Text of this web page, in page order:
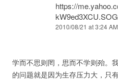
https://
2010/08/21 at 3:24 AM
学而不思则罔，思而不学则殆。
的问题就是因为生存压力大，只